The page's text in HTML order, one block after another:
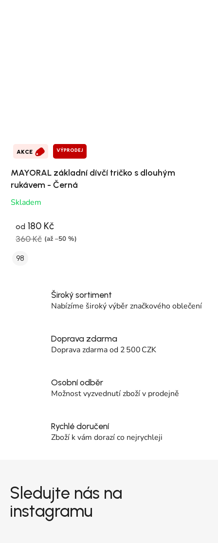
AKCE VÝPRODEJ
MAYORAL základní dívčí tričko s dlouhým
rukávem - Černá
Skladem
od 180 Kč
360 Kč (až –50 %)
98
Široký sortiment
Nabízíme široký výběr značkového oblečení
Doprava zdarma
Doprava zdarma od 2 500 CZK
Osobní odběr
Možnost vyzvednutí zboží v prodejně
Rychlé doručení
Zboží k vám dorazí co nejrychleji
Sledujte nás na
instagramu